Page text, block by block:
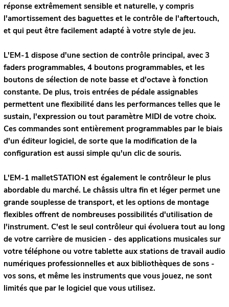
réponse extrêmement sensible et naturelle, y compris
l'amortissement des baguettes et le contrôle de l'aftertouch,
et qui peut être facilement adapté à votre style de jeu.
L'EM-1 dispose d'une section de contrôle principal, avec 3
faders programmables, 4 boutons programmables, et les
boutons de sélection de note basse et d'octave à fonction
constante. De plus, trois entrées de pédale assignables
permettent une flexibilité dans les performances telles que le
sustain, l'expression ou tout paramètre MIDI de votre choix.
Ces commandes sont entièrement programmables par le biais
d'un éditeur logiciel, de sorte que la modification de la
configuration est aussi simple qu'un clic de souris.
L'EM-1 malletSTATION est également le contrôleur le plus
abordable du marché. Le châssis ultra fin et léger permet une
grande souplesse de transport, et les options de montage
flexibles offrent de nombreuses possibilités d'utilisation de
l'instrument. C'est le seul contrôleur qui évoluera tout au long
de votre carrière de musicien - des applications musicales sur
votre téléphone ou votre tablette aux stations de travail audio
numériques professionnelles et aux bibliothèques de sons -
vos sons, et même les instruments que vous jouez, ne sont
limités que par le logiciel que vous utilisez.